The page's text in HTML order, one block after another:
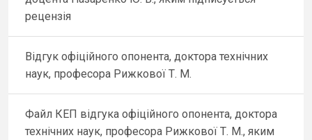
рецензія
Відгук офіційного опонента, доктора технічних
наук, професора Рижкової Т. М.
Файл КЕП відгука офіційного опонента, доктора
технічних наук, професора Рижкової Т. М., яким